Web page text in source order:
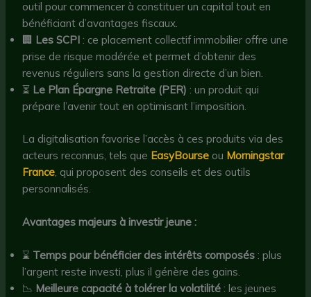
outil pour commencer à constituer un capital tout en
bénéficiant d’avantages fiscaux.
🏢 Les SCPI : ce placement collectif immobilier offre une
prise de risque modérée et permet d’obtenir des
revenus réguliers sans la gestion directe d’un bien.
⏳ Le Plan Épargne Retraite (PER) : un produit qui
prépare l’avenir tout en optimisant l’imposition.
La digitalisation favorise l’accès à ces produits via des
acteurs reconnus, tels que EasyBourse ou Morningstar
France , qui proposent des conseils et des outils
personnalisés.
Avantages majeurs à investir jeune :
⌛ Temps pour bénéficier des intérêts composés : plus
l’argent reste investi, plus il génère des gains.
📉 Meilleure capacité à tolérer la volatilité : les jeunes